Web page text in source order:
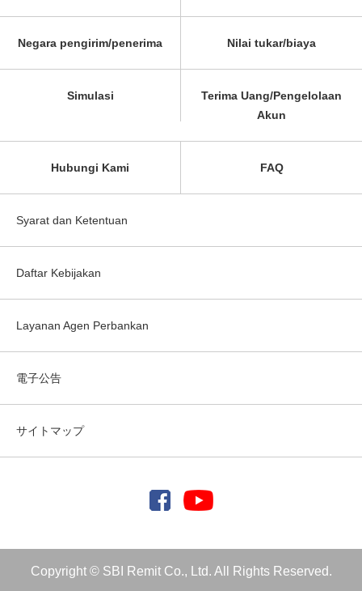
Negara pengirim/penerima Nilai tukar/biaya
Simulasi
Terima Uang/Pengelolaan
Akun
Hubungi Kami FAQ
Syarat dan Ketentuan
Daftar Kebijakan
Layanan Agen Perbankan
電子公告
サイトマップ
Copyright © SBI Remit Co., Ltd. All Rights Reserved.